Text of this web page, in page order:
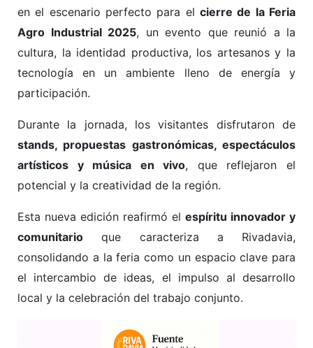
en el escenario perfecto para el cierre de la Feria
Agro Industrial 2025, un evento que reunió a la
cultura, la identidad productiva, los artesanos y la
tecnología en un ambiente lleno de energía y
participación.
Durante la jornada, los visitantes disfrutaron de
stands, propuestas gastronómicas, espectáculos
artísticos y música en vivo, que reflejaron el
potencial y la creatividad de la región.
Esta nueva edición reafirmó el espíritu innovador y
comunitario que caracteriza a Rivadavia,
consolidando a la feria como un espacio clave para
el intercambio de ideas, el impulso al desarrollo
local y la celebración del trabajo conjunto.